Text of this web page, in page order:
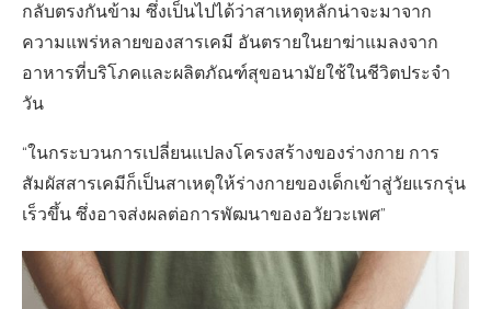
กลับตรงกันข้าม ซึ่งเป็นไปได้ว่าสาเหตุหลักน่าจะมาจาก
ความแพร่หลายของสารเคมี อันตรายในยาฆ่าแมลงจาก
อาหารที่บริโภคและผลิตภัณฑ์สุขอนามัยใช้ในชีวิตประจำ
วัน
“ในกระบวนการเปลี่ยนแปลงโครงสร้างของร่างกาย การ
สัมผัสสารเคมีก็เป็นสาเหตุให้ร่างกายของเด็กเข้าสู่วัยแรกรุ่น
เร็วขึ้น ซึ่งอาจส่งผลต่อการพัฒนาของอวัยวะเพศ”